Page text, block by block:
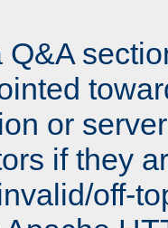
Q&A
or
if they
off-